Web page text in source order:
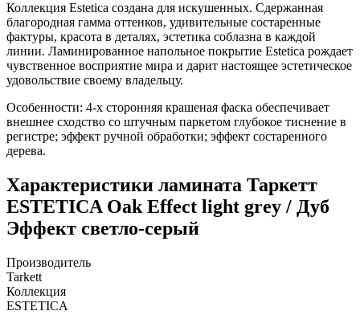
Коллекция Estetica создана для искушенных. Сдержанная
благородная гамма оттенков, удивительные состаренные
фактуры, красота в деталях, эстетика соблазна в каждой
линии. Ламинированное напольное покрытие Estetica рождает
чувственное восприятие мира и дарит настоящее эстетическое
удовольствие своему владельцу.
Особенности: 4-х сторонняя крашеная фаска обеспечивает
внешнее сходство со штучным паркетом глубокое тиснение в
регистре; эффект ручной обработки; эффект состаренного
дерева.
Характеристики ламината Таркетт
ESTETICA Oak Effect light grey / Дуб
Эффект светло-серый
Производитель
Tarkett
Коллекция
ESTETICA